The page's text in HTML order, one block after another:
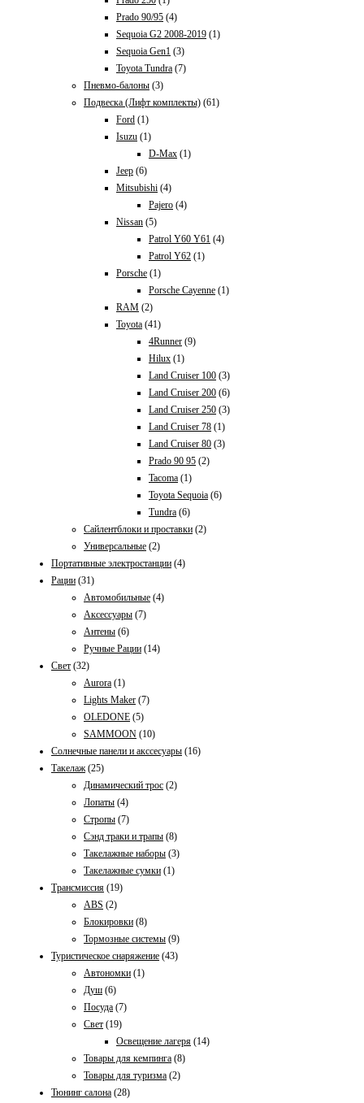
Prado 90/95 (4)
Sequoia G2 2008-2019 (1)
Sequoia Gen1 (3)
Toyota Tundra (7)
Пневмо-балоны (3)
Подвеска (Лифт комплекты) (61)
Ford (1)
Isuzu (1)
D-Max (1)
Jeep (6)
Mitsubishi (4)
Pajero (4)
Nissan (5)
Patrol Y60 Y61 (4)
Patrol Y62 (1)
Porsche (1)
Porsche Cayenne (1)
RAM (2)
Toyota (41)
4Runner (9)
Hilux (1)
Land Cruiser 100 (3)
Land Cruiser 200 (6)
Land Cruiser 250 (3)
Land Cruiser 78 (1)
Land Cruiser 80 (3)
Prado 90 95 (2)
Tacoma (1)
Toyota Sequoia (6)
Tundra (6)
Сайлентблоки и проставки (2)
Универсальные (2)
Портативные электростанции (4)
Рации (31)
Автомобильные (4)
Аксессуары (7)
Антены (6)
Ручные Рации (14)
Свет (32)
Aurora (1)
Lights Maker (7)
OLEDONE (5)
SAMMOON (10)
Солнечные панели и акссесуары (16)
Такелаж (25)
Динамический трос (2)
Лопаты (4)
Стропы (7)
Сэнд траки и трапы (8)
Такелажные наборы (3)
Такелажные сумки (1)
Трансмиссия (19)
ABS (2)
Блокировки (8)
Тормозные системы (9)
Туристическое снаряжение (43)
Автономки (1)
Душ (6)
Посуда (7)
Свет (19)
Освещение лагеря (14)
Товары для кемпинга (8)
Товары для туризма (2)
Тюнинг салона (28)